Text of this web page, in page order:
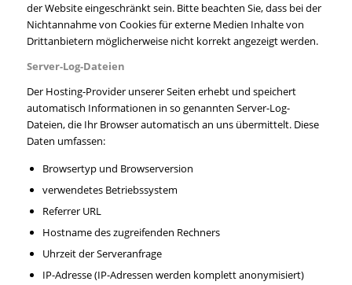
der Website eingeschränkt sein. Bitte beachten Sie, dass bei der
Nichtannahme von Cookies für externe Medien Inhalte von
Drittanbietern möglicherweise nicht korrekt angezeigt werden.
Server-Log-Dateien
Der Hosting-Provider unserer Seiten erhebt und speichert
automatisch Informationen in so genannten Server-Log-
Dateien, die Ihr Browser automatisch an uns übermittelt. Diese
Daten umfassen:
Browsertyp und Browserversion
verwendetes Betriebssystem
Referrer URL
Hostname des zugreifenden Rechners
Uhrzeit der Serveranfrage
IP-Adresse (IP-Adressen werden komplett anonymisiert)